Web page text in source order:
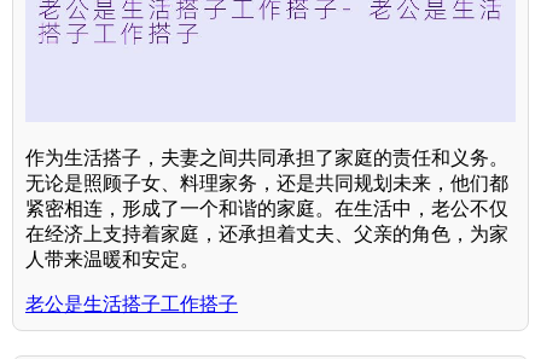
作为生活搭子，夫妻之间共同承担了家庭的责任和义务。
无论是照顾子女、料理家务，还是共同规划未来，他们都
紧密相连，形成了一个和谐的家庭。在生活中，老公不仅
在经济上支持着家庭，还承担着丈夫、父亲的角色，为家
人带来温暖和安定。
老公是生活搭子工作搭子